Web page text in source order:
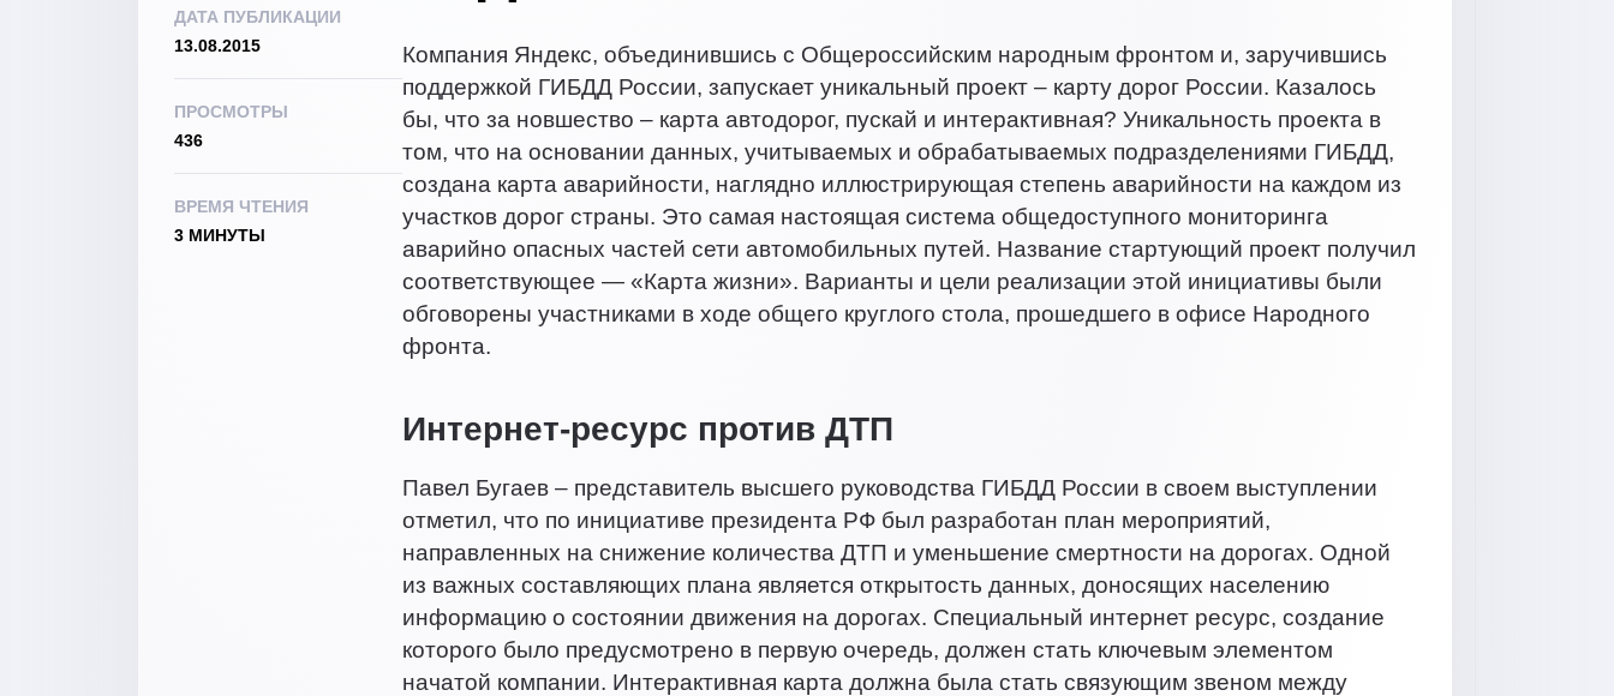
ДАТА ПУБЛИКАЦИИ
13.08.2015
ПРОСМОТРЫ
436
ВРЕМЯ ЧТЕНИЯ
3 МИНУТЫ
Компания Яндекс, объединившись с Общероссийским народным фронтом и, заручившись
поддержкой ГИБДД России, запускает уникальный проект – карту дорог России. Казалось
бы, что за новшество – карта автодорог, пускай и интерактивная? Уникальность проекта в
том, что на основании данных, учитываемых и обрабатываемых подразделениями ГИБДД,
создана карта аварийности, наглядно иллюстрирующая степень аварийности на каждом из
участков дорог страны. Это самая настоящая система общедоступного мониторинга
аварийно опасных частей сети автомобильных путей. Название стартующий проект получил
соответствующее — «Карта жизни». Варианты и цели реализации этой инициативы были
обговорены участниками в ходе общего круглого стола, прошедшего в офисе Народного
фронта.
Интернет-ресурс против ДТП
Павел Бугаев – представитель высшего руководства ГИБДД России в своем выступлении
отметил, что по инициативе президента РФ был разработан план мероприятий,
направленных на снижение количества ДТП и уменьшение смертности на дорогах. Одной
из важных составляющих плана является открытость данных, доносящих населению
информацию о состоянии движения на дорогах. Специальный интернет ресурс, создание
которого было предусмотрено в первую очередь, должен стать ключевым элементом
начатой компании. Интерактивная карта должна была стать связующим звеном между